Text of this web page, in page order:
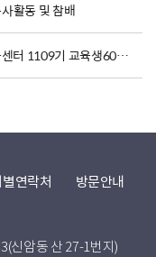
활동 및 참배
대구지방경찰청 의무경찰교육센터 1109기 교육생60명 참배
연락처
방문안내
신암동 산 27-1번지)